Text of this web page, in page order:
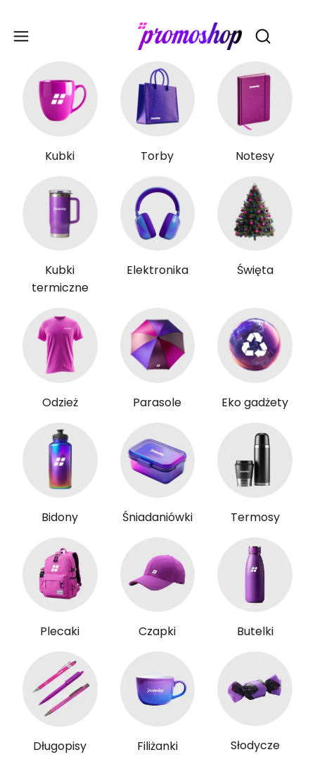
Otwórz
Kubki Torby Notesy
Kubki
termiczne
Elektronika Święta
Odzież Parasole Eko gadżety
Bidony Śniadaniówki Termosy
Plecaki Czapki Butelki
Długopisy Filiżanki Słodycze